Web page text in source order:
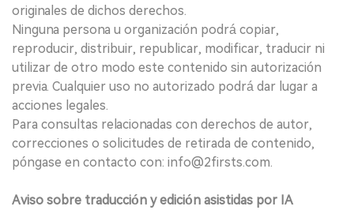
originales de dichos derechos.
Ninguna persona u organización podrá copiar,
reproducir, distribuir, republicar, modificar, traducir ni
utilizar de otro modo este contenido sin autorización
previa. Cualquier uso no autorizado podrá dar lugar a
acciones legales.
Para consultas relacionadas con derechos de autor,
correcciones o solicitudes de retirada de contenido,
póngase en contacto con: info@2firsts.com.
Aviso sobre traducción y edición asistidas por IA